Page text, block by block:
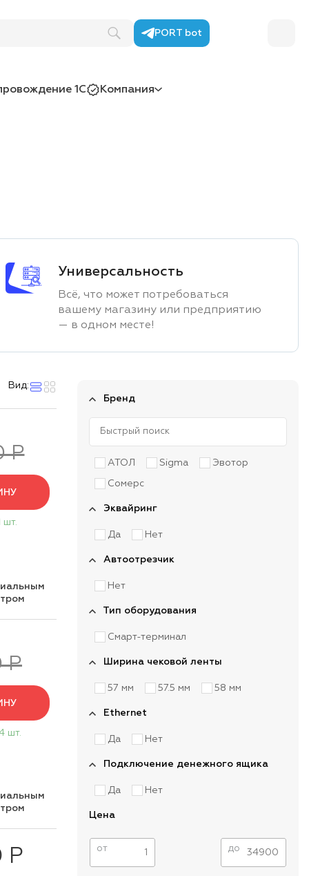
PORT bot
1С Компания
Универсальность
Всё, что может потребоваться
вашему магазину или предприятию
— в одном месте!
Вид:
Р
шт.
Р
шт.
Р
Бренд
АТОЛ Sigma Эвотор
Сомерс
Эквайринг
Да Нет
Автоотрезчик
Нет
Тип оборудования
Смарт-терминал
Ширина чековой ленты
57 мм 57.5 мм 58 мм
Ethernet
Да Нет
Подключение денежного ящика
Да Нет
Цена
от до